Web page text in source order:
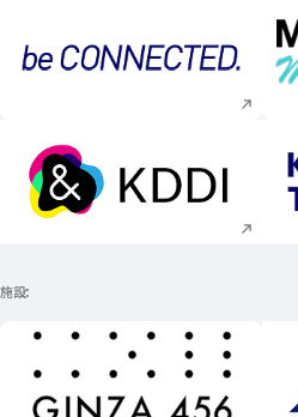
新規ウィンドウで開く
新規ウィンドウで開く
施設
新規ウィンドウで開く